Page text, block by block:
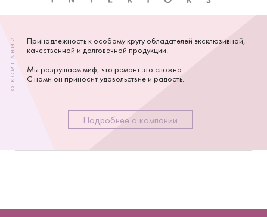
О КОМПАНИИ
Принадлежность к особому кругу обладателей эксклюзивной,
качественной и долговечной продукции.
Мы разрушаем миф, что ремонт это сложно.
С нами он приносит удовольствие и радость.
Подробнее о компании